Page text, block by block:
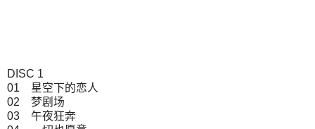
DISC 1
01 星空下的恋人
02 梦剧场
03 午夜狂奔